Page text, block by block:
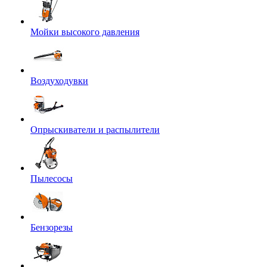
Мойки высокого давления
Воздуходувки
Опрыскиватели и распылители
Пылесосы
Бензорезы